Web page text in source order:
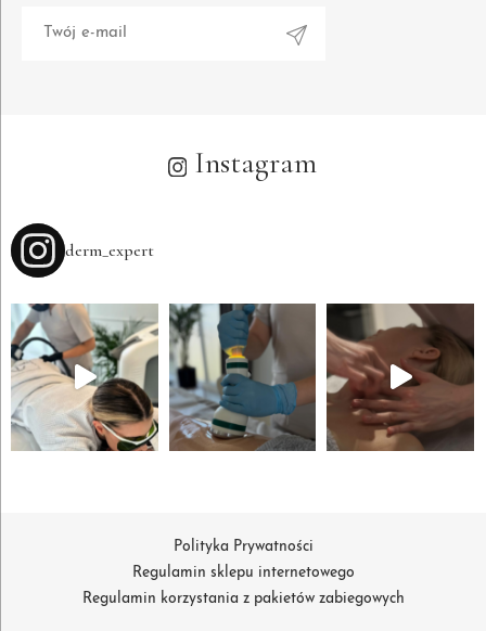
Instagram
derm_expert
Polityka Prywatności
Regulamin sklepu internetowego
Regulamin korzystania z pakietów zabiegowych